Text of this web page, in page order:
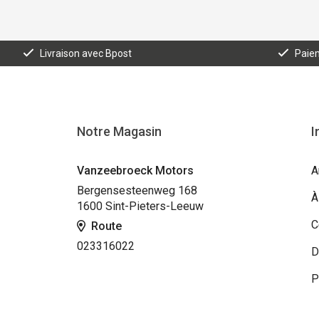
Livraison avec Bpost
Notre Magasin
Vanzeebroeck Motors
Bergensesteenweg 168
1600 Sint-Pieters-Leeuw
Route
023316022